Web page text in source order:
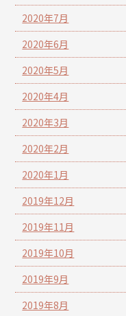
2020年7月
2020年6月
2020年5月
2020年4月
2020年3月
2020年2月
2020年1月
2019年12月
2019年11月
2019年10月
2019年9月
2019年8月